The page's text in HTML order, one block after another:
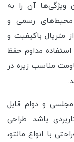
ویژگی‌ها آن را به
محیط‌های رسمی و
متریال باکیفیت و
مداوم حفظ
مناسب زیره در
و دوام قابل
باشد. طراحی
با انواع مانتو،